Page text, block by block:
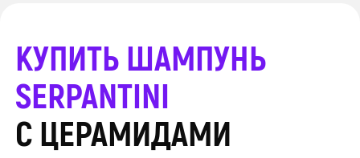
КУПИТЬ ШАМПУНЬ
SERPANTINI
С ЦЕРАМИДАМИ